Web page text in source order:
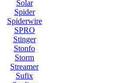
Solar
Spider
Spiderwire
SPRO
Stinger
Stonfo
Storm
Streamer
Sufix